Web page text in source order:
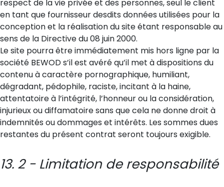
respect de la vie privée et des personnes, seul le client
en tant que fournisseur desdits données utilisées pour la
conception et la réalisation du site étant responsable au
sens de la Directive du 08 juin 2000.
Le site pourra être immédiatement mis hors ligne par la
société BEWOD s’il est avéré qu’il met à dispositions du
contenu à caractère pornographique, humiliant,
dégradant, pédophile, raciste, incitant à la haine,
attentatoire à l’intégrité, l’honneur ou la considération,
injurieux ou diffamatoire sans que cela ne donne droit à
indemnités ou dommages et intérêts. Les sommes dues
restantes du présent contrat seront toujours exigible.
13. 2 - Limitation de responsabilité